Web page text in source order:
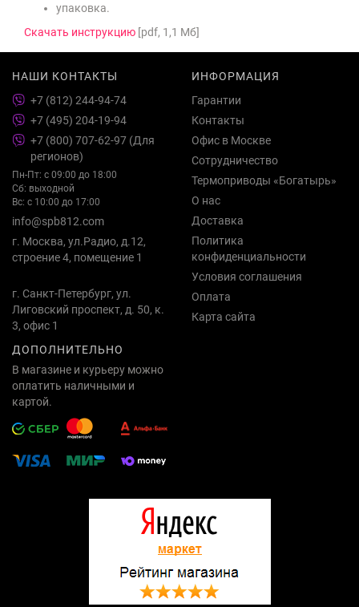
упаковка.
Cкачать инструкцию [pdf, 1,1 Мб]
НАШИ КОНТАКТЫ
+7 (812) 244-94-74
+7 (495) 204-19-94
+7 (800) 707-62-97 (Для
регионов)
Пн-Пт: с 09:00 до 18:00
Сб: выходной
Вс: с 10:00 до 17:00
info@spb812.com
г. Москва, ул.Радио, д.12,
строение 4, помещение 1
г. Санкт-Петербург, ул.
Лиговский проспект, д. 50, к.
3, офис 1
ИНФОРМАЦИЯ
Гарантии
Контакты
Офис в Москве
Сотрудничество
Термоприводы «Богатырь»
О нас
Доставка
Политика
конфиденциальности
Условия соглашения
Оплата
Карта сайта
ДОПОЛНИТЕЛЬНО
В магазине и курьеру можно
оплатить наличными и
картой.